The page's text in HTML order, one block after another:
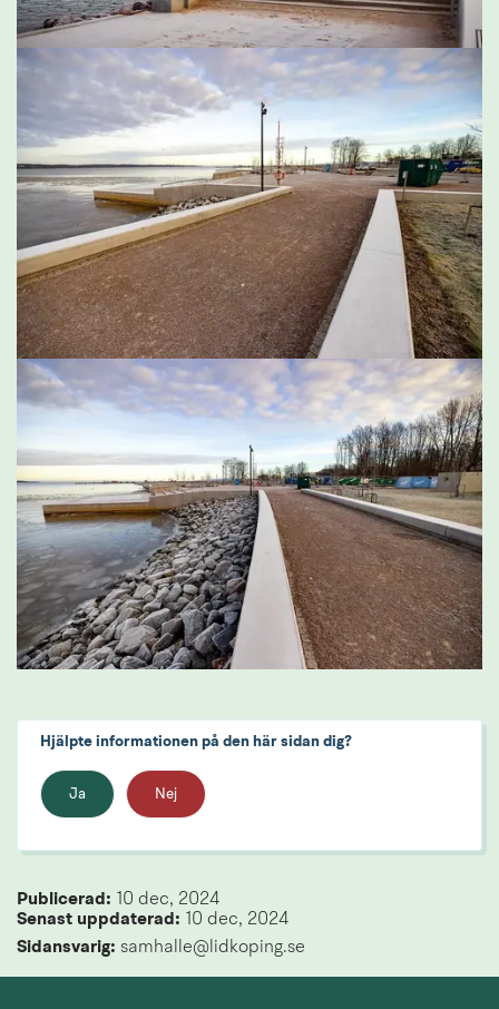
Hjälpte informationen på den här sidan dig?
Ja Nej
Publicerad:
10 dec, 2024
Senast uppdaterad:
10 dec, 2024
Sidansvarig: samhalle@lidkoping.se